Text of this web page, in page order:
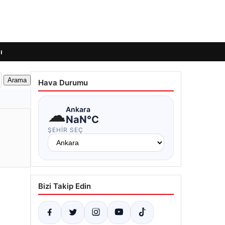
Hava Durumu
☁Ankara
NaN°C
ŞEHIR SEÇ
Bizi Takip Edin